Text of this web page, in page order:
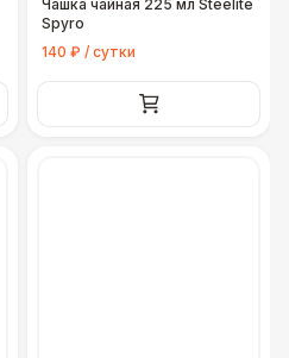
Чашка чайная 225 мл Steelite
Spyro
140 ₽ / сутки